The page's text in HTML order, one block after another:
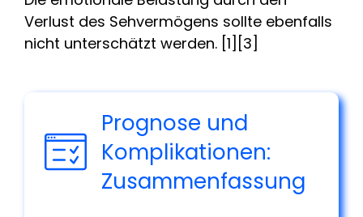
Verlust des Sehvermögens sollte ebenfalls
nicht unterschätzt werden. [1][3]
Prognose und
Komplikationen:
Zusammenfassung